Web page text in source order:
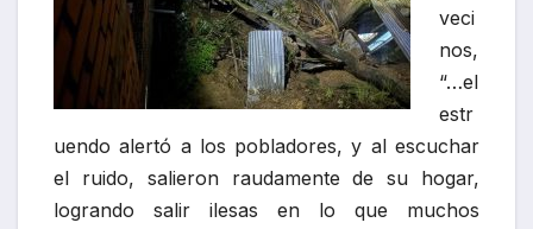
veci
nos,
“…el
estr
uendo alertó a los pobladores, y al escuchar
el ruido, salieron raudamente de su hogar,
logrando salir ilesas en lo que muchos